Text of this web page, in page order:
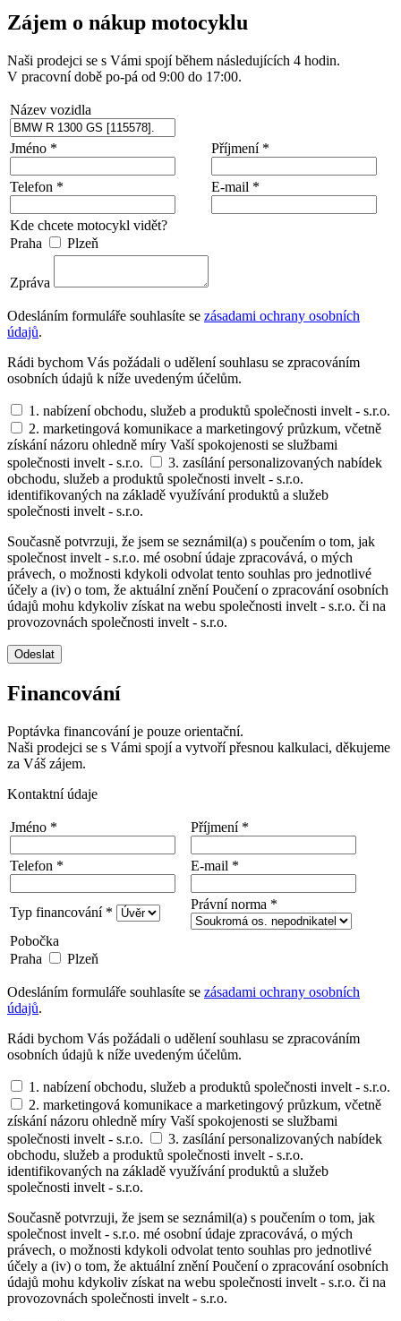
Zájem o nákup motocyklu
Naši prodejci se s Vámi spojí během následujících 4 hodin.
V pracovní době po-pá od 9:00 do 17:00.
Název vozidla
Jméno * Příjmení *
Telefon * E-mail *
Kde chcete motocykl vidět?
Praha
Plzeň
Zpráva
Odesláním formuláře souhlasíte se zásadami ochrany osobních
údajů.
Rádi bychom Vás požádali o udělení souhlasu se zpracováním
osobních údajů k níže uvedeným účelům.
1. nabízení obchodu, služeb a produktů společnosti invelt - s.r.o.
2. marketingová komunikace a marketingový průzkum, včetně
získání názoru ohledně míry Vaší spokojenosti se službami
společnosti invelt - s.r.o.
3. zasílání personalizovaných nabídek
obchodu, služeb a produktů společnosti invelt - s.r.o.
identifikovaných na základě využívání produktů a služeb
společnosti invelt - s.r.o.
Současně potvrzuji, že jsem se seznámil(a) s poučením o tom, jak
společnost invelt - s.r.o. mé osobní údaje zpracovává, o mých
právech, o možnosti kdykoli odvolat tento souhlas pro jednotlivé
účely a (iv) o tom, že aktuální znění Poučení o zpracování osobních
údajů mohu kdykoliv získat na webu společnosti invelt - s.r.o. či na
provozovnách společnosti invelt - s.r.o.
Odeslat
Financování
Poptávka financování je pouze orientační.
Naši prodejci se s Vámi spojí a vytvoří přesnou kalkulaci, děkujeme
za Váš zájem.
Kontaktní údaje
Jméno * Příjmení *
Telefon * E-mail *
Typ financování *
Právní norma *
Pobočka
Praha
Plzeň
Odesláním formuláře souhlasíte se zásadami ochrany osobních
údajů.
Rádi bychom Vás požádali o udělení souhlasu se zpracováním
osobních údajů k níže uvedeným účelům.
1. nabízení obchodu, služeb a produktů společnosti invelt - s.r.o.
2. marketingová komunikace a marketingový průzkum, včetně
získání názoru ohledně míry Vaší spokojenosti se službami
společnosti invelt - s.r.o.
3. zasílání personalizovaných nabídek
obchodu, služeb a produktů společnosti invelt - s.r.o.
identifikovaných na základě využívání produktů a služeb
společnosti invelt - s.r.o.
Současně potvrzuji, že jsem se seznámil(a) s poučením o tom, jak
společnost invelt - s.r.o. mé osobní údaje zpracovává, o mých
právech, o možnosti kdykoli odvolat tento souhlas pro jednotlivé
účely a (iv) o tom, že aktuální znění Poučení o zpracování osobních
údajů mohu kdykoliv získat na webu společnosti invelt - s.r.o. či na
provozovnách společnosti invelt - s.r.o.